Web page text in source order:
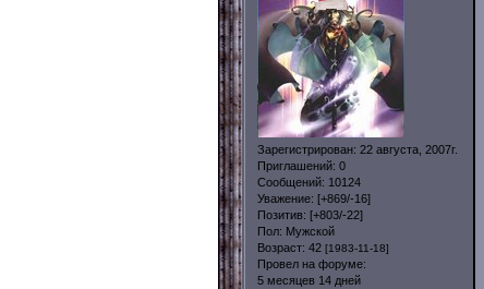
Зарегистрирован: 22 августа, 2007г.
Приглашений: 0
Сообщений: 10124
Уважение: [+869/-16]
Позитив: [+803/-22]
Пол: Мужской
Возраст: 42 [1983-11-18]
Провел на форуме:
5 месяцев 14 дней